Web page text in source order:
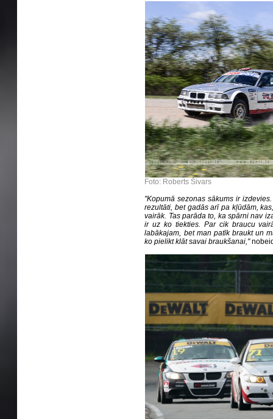
Foto: Roberts Šivars
"Kopumā sezonas sākums ir
rezultāti, bet gadās arī pa kļūdām,
vairāk. Tas parāda to, ka spārni nav
ir uz ko tiekties. Par cik braucu
labākajam, bet man patīk braukt un
ko pielikt klāt savai braukšanai,"